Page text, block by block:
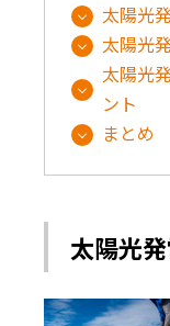
太陽光
太陽光
太陽光
ント
まとめ
太陽光